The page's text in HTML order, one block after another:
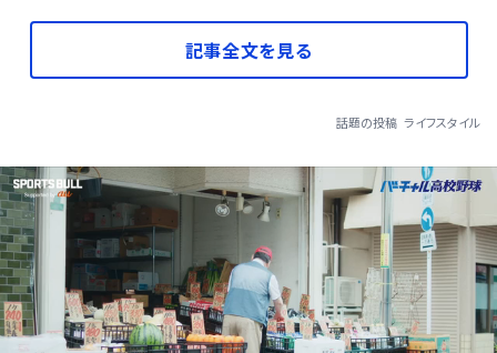
記事全文を見る
話題の投稿 ライフスタイル